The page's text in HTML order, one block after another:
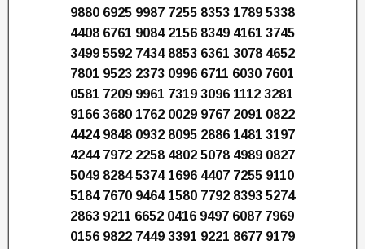
9880 6925 9987 7255 8353 1789 5338
4408 6761 9084 2156 8349 4161 3745
3499 5592 7434 8853 6361 3078 4652
7801 9523 2373 0996 6711 6030 7601
0581 7209 9961 7319 3096 1112 3281
9166 3680 1762 0029 9767 2091 0822
4424 9848 0932 8095 2886 1481 3197
4244 7972 2258 4802 5078 4989 0827
5049 8284 5374 1696 4407 7255 9110
5184 7670 9464 1580 7792 8393 5274
2863 9211 6652 0416 9497 6087 7969
0156 9822 7449 3391 9221 8677 9179